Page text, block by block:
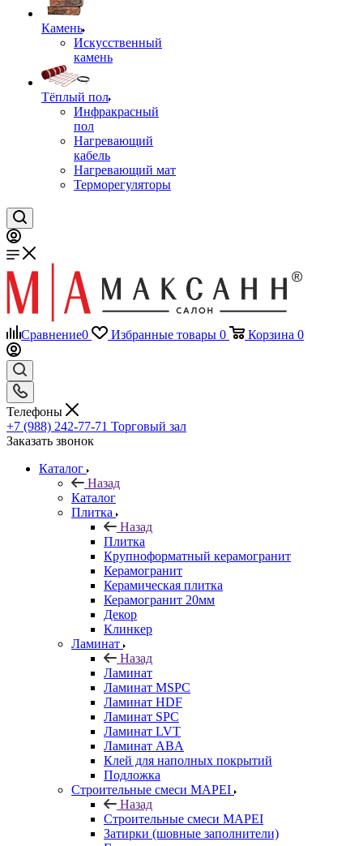
Камень
Искусственный
камень
Тёплый пол
Инфракрасный
пол
Нагревающий
кабель
Нагревающий мат
Терморегуляторы
Сравнение0 Избранные товары 0 Корзина 0
Телефоны
+7 (988) 242-77-71 Торговый зал
Заказать звонок
Каталог
Назад
Каталог
Плитка
Назад
Плитка
Крупноформатный керамогранит
Керамогранит
Керамическая плитка
Керамогранит 20мм
Декор
Клинкер
Ламинат
Назад
Ламинат
Ламинат MSPC
Ламинат HDF
Ламинат SPC
Ламинат LVT
Ламинат ABA
Клей для наполных покрытий
Подложка
Строительные смеси MAPEI
Назад
Строительные смеси MAPEI
Затирки (шовные заполнители)